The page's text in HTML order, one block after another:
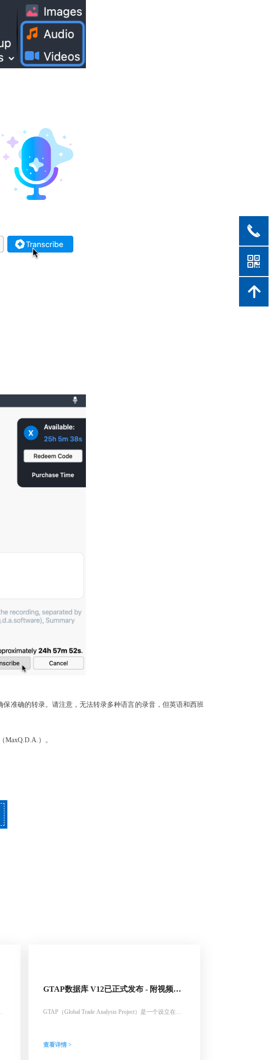
准确的转录。请注意，无法转录多种语言的录音，但英语和西班
）。
GTAP数据库 V12已正式发布 - 附视频介
GTAP（Global Trade Analysis Project）是一个设立在美
（CGE）建模提供数据支持。全新版GTAP V12已于
查看详情 >
끅
낃
녕